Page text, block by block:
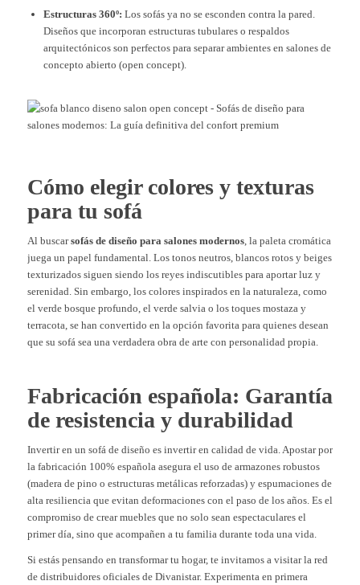
Estructuras 360º: Los sofás ya no se esconden contra la pared.
Diseños que incorporan estructuras tubulares o respaldos
arquitectónicos son perfectos para separar ambientes en salones de
concepto abierto (open concept).
Cómo elegir colores y texturas
para tu sofá
Al buscarsofás de diseño para salones modernos, la paleta cromática
juega un papel fundamental. Los tonos neutros, blancos rotos y beiges
texturizados siguen siendo los reyes indiscutibles para aportar luz y
serenidad. Sin embargo, los colores inspirados en la naturaleza, como
el verde bosque profundo, el verde salvia o los toques mostaza y
terracota, se han convertido en la opción favorita para quienes desean
que su sofá sea una verdadera obra de arte con personalidad propia.
Fabricación española: Garantía
de resistencia y durabilidad
Invertir en un sofá de diseño es invertir en calidad de vida. Apostar por
la fabricación 100% española asegura el uso de armazones robustos
(madera de pino o estructuras metálicas reforzadas) y espumaciones de
alta resiliencia que evitan deformaciones con el paso de los años. Es el
compromiso de crear muebles que no solo sean espectaculares el
primer día, sino que acompañen a tu familia durante toda una vida.
Si estás pensando en transformar tu hogar, te invitamos a visitar la red
de distribuidores oficiales de Divanistar. Experimenta en primera